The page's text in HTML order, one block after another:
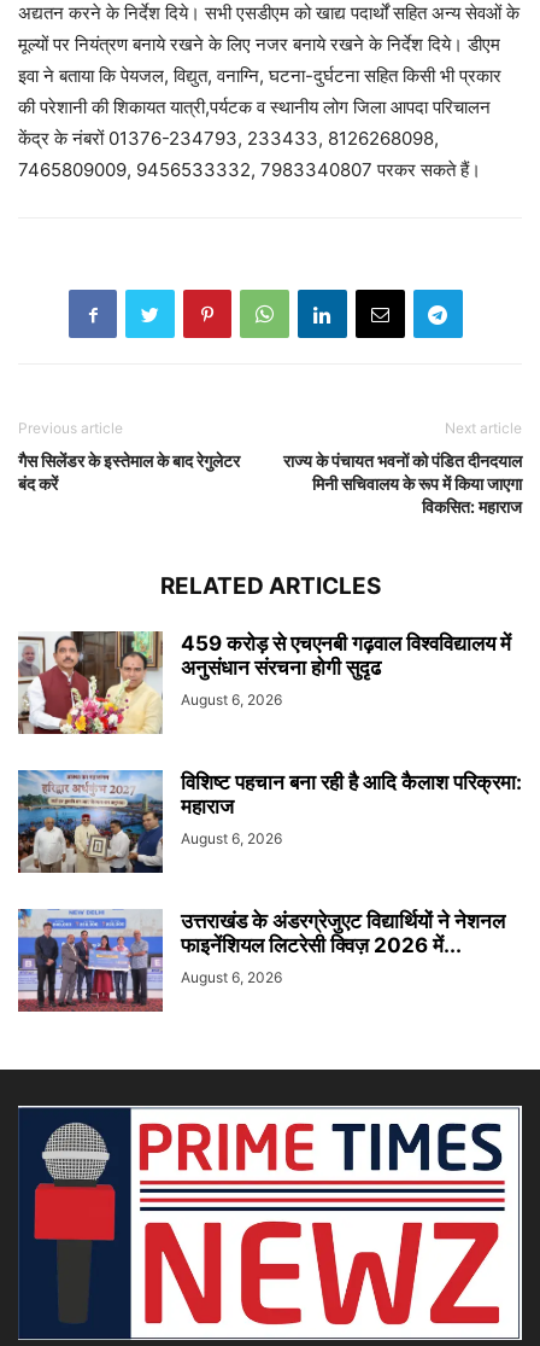
अद्यतन करने के निर्देश दिये। सभी एसडीएम को खाद्य पदार्थों सहित अन्य सेवओं के
मूल्यों पर नियंत्रण बनाये रखने के लिए नजर बनाये रखने के निर्देश दिये। डीएम
इवा ने बताया कि पेयजल, विद्युत, वनाग्नि, घटना-दुर्घटना सहित किसी भी प्रकार
की परेशानी की शिकायत यात्री,पर्यटक व स्थानीय लोग जिला आपदा परिचालन
केंद्र के नंबरों 01376-234793, 233433, 8126268098,
7465809009, 9456533332, 7983340807 परकर सकते हैं।
Previous article
गैस सिलेंडर के इस्तेमाल के बाद रेगुलेटर
बंद करें
Next article
राज्य के पंचायत भवनों को पंडित दीनदयाल
मिनी सचिवालय के रूप में किया जाएगा
विकसित: महाराज
RELATED ARTICLES
459 करोड़ से एचएनबी गढ़वाल विश्वविद्यालय में
अनुसंधान संरचना होगी सुदृढ
August 6, 2026
विशिष्ट पहचान बना रही है आदि कैलाश परिक्रमा:
महाराज
August 6, 2026
उत्तराखंड के अंडरग्रेजुएट विद्यार्थियों ने नेशनल
फाइनेंशियल लिटरेसी क्विज़ 2026 में...
August 6, 2026